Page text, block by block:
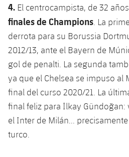
Jugadores
Fotos
Historia
Palmarés
Clasificaciones
Infantil
Alevín
Noticias
Atletismo
plusicon
más
Actualidad
Femenino
Agenda
Baloncesto en silla de
plusicon
más
Actualidad
Jugadores
Calendario
Hockey sobre hielo
plusicon
más
Actualidad
Hockey hierba
plusicon
más
4. El centrocampista, de 32
finales de Champions . La
derrota para su Borussia
2012/13, ante el Bayern de
gol de penalti. La segunda
ya que el Chelsea se impuso al
final del curso 2020/21. La
final feliz para İlkay Gündoğan:
el Inter de Milán...
turco.